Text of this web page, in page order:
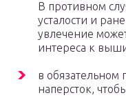
В противном
усталости и
увлечение
интереса к
в обязательном
наперсток,